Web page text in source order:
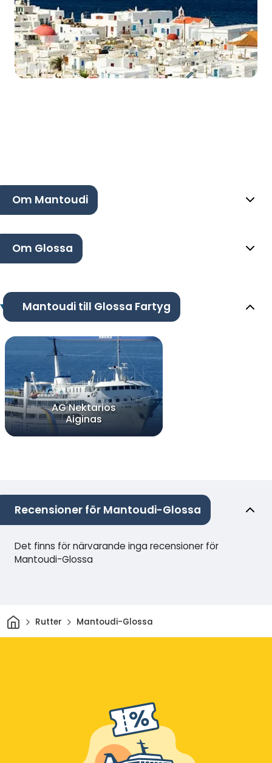
Om Mantoudi
Om Glossa
Mantoudi till Glossa Fartyg
AG Nektarios
Aiginas
Recensioner för Mantoudi-Glossa
Det finns för närvarande inga recensioner för
Mantoudi-Glossa
HemRutter Mantoudi-Glossa